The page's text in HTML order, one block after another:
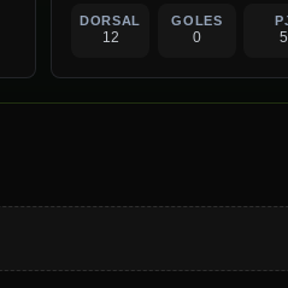
DORSAL
12
GOLES
0 5